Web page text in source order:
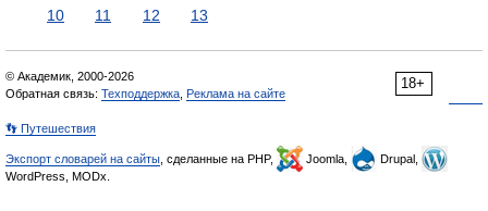
10
11 12 13
18+
© Академик, 2000-2026
Обратная связь: Техподдержка Реклама на сайте
👣 Путешествия
Экспорт словарей на сайты , сделанные на PHP, Joomla,
Drupal,
WordPress, MODx.